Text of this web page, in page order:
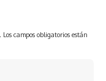
Los campos obligatorios están